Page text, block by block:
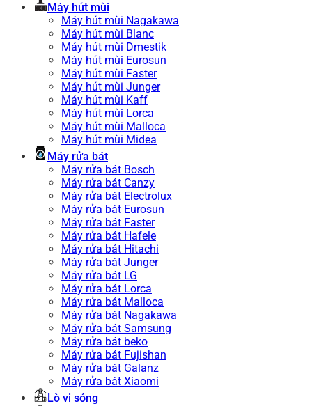
Máy hút mùi
Máy hút mùi Nagakawa
Máy hút mùi Blanc
Máy hút mùi Dmestik
Máy hút mùi Eurosun
Máy hút mùi Faster
Máy hút mùi Junger
Máy hút mùi Kaff
Máy hút mùi Lorca
Máy hút mùi Malloca
Máy hút mùi Midea
Máy rửa bát
Máy rửa bát Bosch
Máy rửa bát Canzy
Máy rửa bát Electrolux
Máy rửa bát Eurosun
Máy rửa bát Faster
Máy rửa bát Hafele
Máy rửa bát Hitachi
Máy rửa bát Junger
Máy rửa bát LG
Máy rửa bát Lorca
Máy rửa bát Malloca
Máy rửa bát Nagakawa
Máy rửa bát Samsung
Máy rửa bát beko
Máy rửa bát Fujishan
Máy rửa bát Galanz
Máy rửa bát Xiaomi
Lò vi sóng